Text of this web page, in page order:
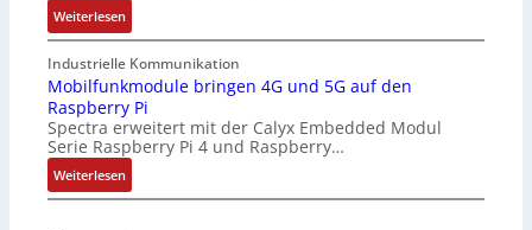
Weiterlesen:
1
9
-
Z
o
l
l
-
Industrielle Kommunikation
Mobilfunkmodule bringen 4G und 5G auf den
Raspberry Pi
Spectra erweitert mit der Calyx Embedded Modul
Serie Raspberry Pi 4 und Raspberry…
Weiterlesen:
M